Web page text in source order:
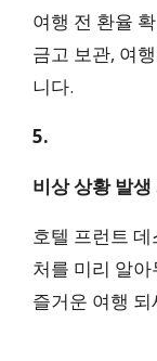
여행 전 환율
금고 보관, 여
니다.
5.
비상 상황 발생
호텔 프런트
처를 미리 알
즐거운 여행 되